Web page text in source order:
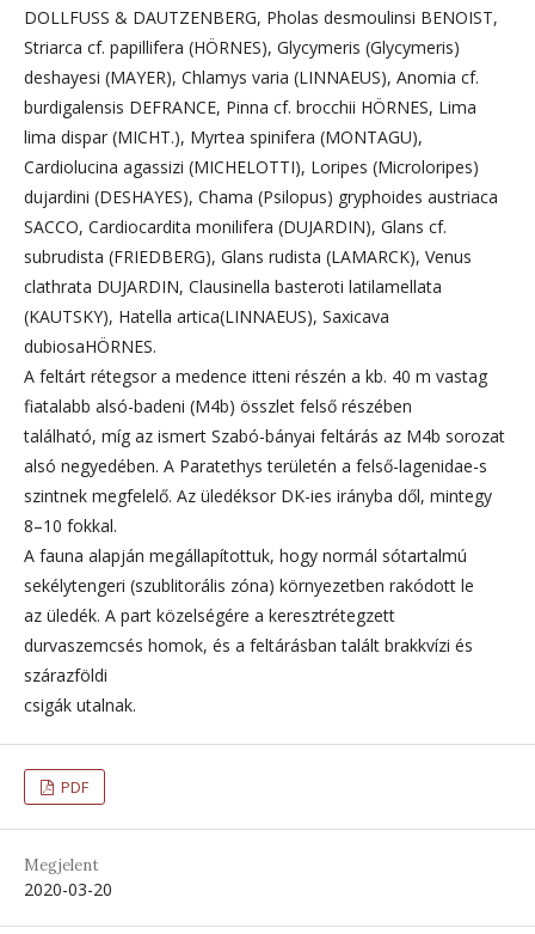
DOLLFUSS & DAUTZENBERG, Pholas desmoulinsi BENOIST,
Striarca cf. papillifera (HÖRNES), Glycymeris (Glycymeris)
deshayesi (MAYER), Chlamys varia (LINNAEUS), Anomia cf.
burdigalensis DEFRANCE, Pinna cf. brocchii HÖRNES, Lima
lima dispar (MICHT.), Myrtea spinifera (MONTAGU),
Cardiolucina agassizi (MICHELOTTI), Loripes (Microloripes)
dujardini (DESHAYES), Chama (Psilopus) gryphoides austriaca
SACCO, Cardiocardita monilifera (DUJARDIN), Glans cf.
subrudista (FRIEDBERG), Glans rudista (LAMARCK), Venus
clathrata DUJARDIN, Clausinella basteroti latilamellata
(KAUTSKY), Hatella artica(LINNAEUS), Saxicava
dubiosaHÖRNES.
A feltárt rétegsor a medence itteni részén a kb. 40 m vastag
fiatalabb alsó-badeni (M4b) összlet felső részében
található, míg az ismert Szabó-bányai feltárás az M4b sorozat
alsó negyedében. A Paratethys területén a felső-lagenidae-s
szintnek megfelelő. Az üledéksor DK-ies irányba dől, mintegy
8–10 fokkal.
A fauna alapján megállapítottuk, hogy normál sótartalmú
sekélytengeri (szublitorális zóna) környezetben rakódott le
az üledék. A part közelségére a keresztrétegzett
durvaszemcsés homok, és a feltárásban talált brakkvízi és
szárazföldi
csigák utalnak.
PDF
Megjelent
2020-03-20